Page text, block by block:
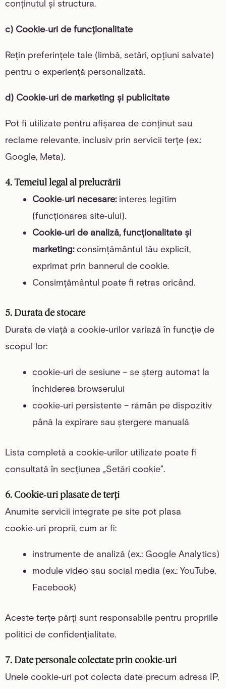
conținutul și structura.
c) Cookie‑uri de funcționalitate
Rețin preferințele tale (limbă, setări, opțiuni salvate)
pentru o experiență personalizată.
d) Cookie‑uri de marketing și publicitate
Pot fi utilizate pentru afișarea de conținut sau
reclame relevante, inclusiv prin servicii terțe (ex.:
Google, Meta).
4. Temeiul legal al prelucrării
Cookie‑uri necesare:interes legitim
(funcționarea site‑ului).
Cookie‑uri de analiză, funcționalitate și
marketing:consimțământul tău explicit,
exprimat prin bannerul de cookie.
Consimțământul poate fi retras oricând.
5. Durata de stocare
Durata de viață a cookie‑urilor variază în funcție de
scopul lor:
cookie‑uri de sesiune – se șterg automat la
închiderea browserului
cookie‑uri persistente – rămân pe dispozitiv
până la expirare sau ștergere manuală
Lista completă a cookie‑urilor utilizate poate fi
consultată în secțiunea „Setări cookie”.
6. Cookie‑uri plasate de terți
Anumite servicii integrate pe site pot plasa
cookie‑uri proprii, cum ar fi:
instrumente de analiză (ex.: Google Analytics)
module video sau social media (ex.: YouTube,
Facebook)
Aceste terțe părți sunt responsabile pentru propriile
politici de confidențialitate.
7. Date personale colectate prin cookie‑uri
Unele cookie‑uri pot colecta date precum adresa IP,